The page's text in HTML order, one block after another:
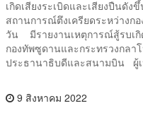
เกิดเสียงระเบิดและเสียงปืนดั
สถานการณ์ตึงเครียดระหว่างก
วัน มีรายงานเหตุการณ์สู้รบเ
กองทัพซูดานและกระทรวงกลา
ประธานาธิบดีและสนามบิน ผู้
9 สิงหาคม 2022